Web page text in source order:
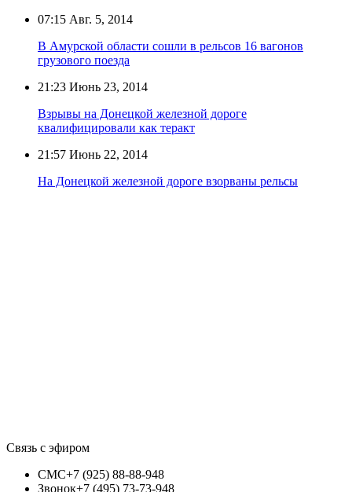
07:15 Авг. 5, 2014
В Амурской области сошли в рельсов 16 вагонов
грузового поезда
21:23 Июнь 23, 2014
Взрывы на Донецкой железной дороге
квалифицировали как теракт
21:57 Июнь 22, 2014
На Донецкой железной дороге взорваны рельсы
Связь с эфиром
СМС+7 (925) 88-88-948
Звонок+7 (495) 73-73-948